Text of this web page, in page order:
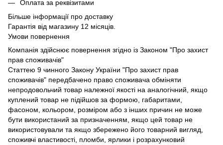
Оплата за реквізитами
Більше інформації про доставку
Гарантія від магазину 12 місяців.
Умови повернення
Компанія здійснює повернення згідно із Законом "Про захист
прав споживачів"
Статтею 9 чинного Закону України "Про захист прав
споживачів" передбачено право споживача обміняти
непродовольчий товар належної якості на аналогічний, якщо
куплений товар не підійшов за формою, габаритами,
фасоном, кольором, розміром або з інших причин не може
бути використаний за призначенням, якщо цей товар не
використовували та якщо збережено його товарний вигляд,
споживчі властивості, пломби, ярлики і розрахунковий